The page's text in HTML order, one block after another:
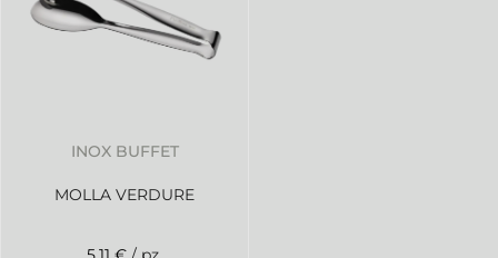
INOX BUFFET
MOLLA VERDURE